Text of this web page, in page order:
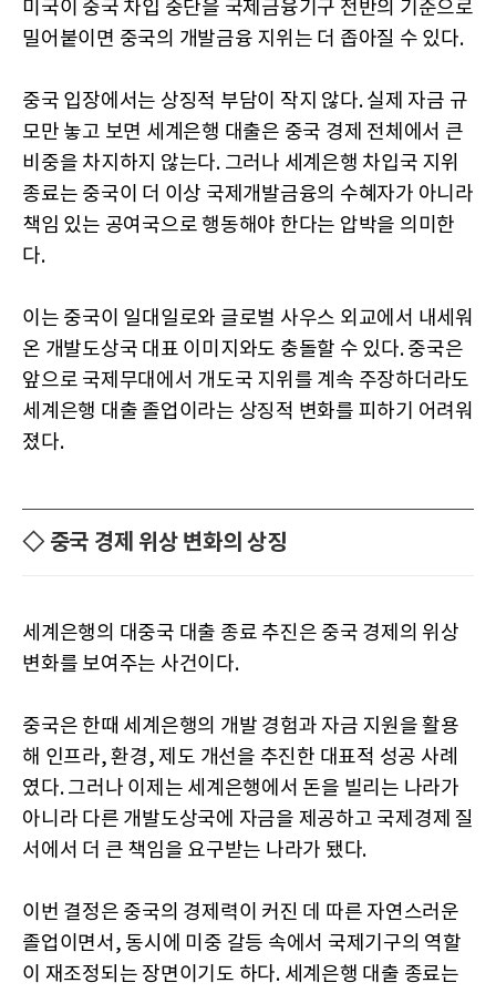
미국이 중국 차입 중단을 국제금융기구 전반의 기준으로
밀어붙이면 중국의 개발금융 지위는 더 좁아질 수 있다.
중국 입장에서는 상징적 부담이 작지 않다. 실제 자금 규
모만 놓고 보면 세계은행 대출은 중국 경제 전체에서 큰
비중을 차지하지 않는다. 그러나 세계은행 차입국 지위
종료는 중국이 더 이상 국제개발금융의 수혜자가 아니라
책임 있는 공여국으로 행동해야 한다는 압박을 의미한
다.
이는 중국이 일대일로와 글로벌 사우스 외교에서 내세워
온 개발도상국 대표 이미지와도 충돌할 수 있다. 중국은
앞으로 국제무대에서 개도국 지위를 계속 주장하더라도
세계은행 대출 졸업이라는 상징적 변화를 피하기 어려워
졌다.
◇ 중국 경제 위상 변화의 상징
세계은행의 대중국 대출 종료 추진은 중국 경제의 위상
변화를 보여주는 사건이다.
중국은 한때 세계은행의 개발 경험과 자금 지원을 활용
해 인프라, 환경, 제도 개선을 추진한 대표적 성공 사례
였다. 그러나 이제는 세계은행에서 돈을 빌리는 나라가
아니라 다른 개발도상국에 자금을 제공하고 국제경제 질
서에서 더 큰 책임을 요구받는 나라가 됐다.
이번 결정은 중국의 경제력이 커진 데 따른 자연스러운
졸업이면서, 동시에 미중 갈등 속에서 국제기구의 역할
이 재조정되는 장면이기도 하다. 세계은행 대출 종료는